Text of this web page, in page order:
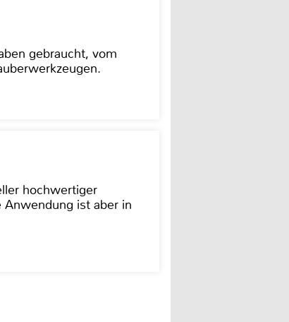
gebraucht, vom
hochwertiger
Anwendung ist aber in